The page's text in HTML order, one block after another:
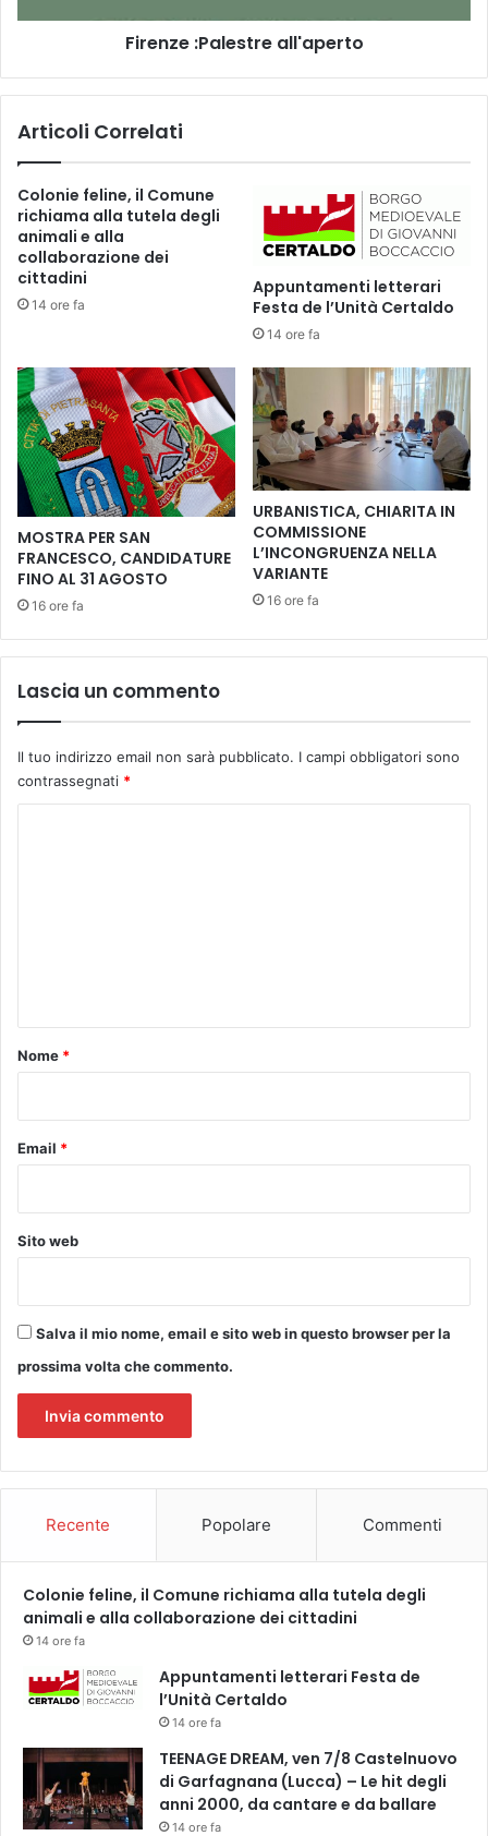
,
n
r
a
d
i
i
e
c
h
e
d
d
e
c
e
n
i
a
l
u
e
D
n
i
P
t
a
l
l
t
o
Firenze :Palestre all'aperto
Articoli Correlati
Colonie feline, il Comune
richiama alla tutela degli
animali e alla
collaborazione dei
cittadini
14 ore fa
Appuntamenti letterari
Festa de l’Unità Certaldo
14 ore fa
MOSTRA PER SAN
FRANCESCO, CANDIDATURE
FINO AL 31 AGOSTO
16 ore fa
URBANISTICA, CHIARITA IN
COMMISSIONE
L’INCONGRUENZA NELLA
VARIANTE
16 ore fa
Lascia un commento
Il tuo indirizzo email non sarà pubblicato. I campi obbligatori sono
contrassegnati *
o
Nome *
Email *
Sito web
Salva il mio nome, email e sito web in questo browser per la
prossima volta che commento.
Recente Popolare Commenti
Colonie feline, il Comune richiama alla tutela degli
animali e alla collaborazione dei cittadini
14 ore fa
Appuntamenti letterari Festa de
l’Unità Certaldo
14 ore fa
TEENAGE DREAM, ven 7/8 Castelnuovo
di Garfagnana (Lucca) – Le hit degli
anni 2000, da cantare e da ballare
14 ore fa